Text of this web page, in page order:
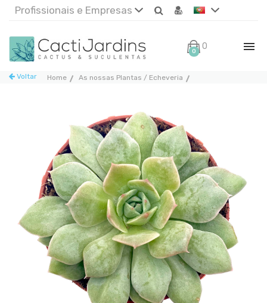
Profissionais e Empresas
0 0€
Home As nossas Plantas / Echeveria
Voltar